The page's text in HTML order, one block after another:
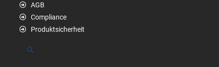
AGB
Compliance
Produktsicherheit
Suchen